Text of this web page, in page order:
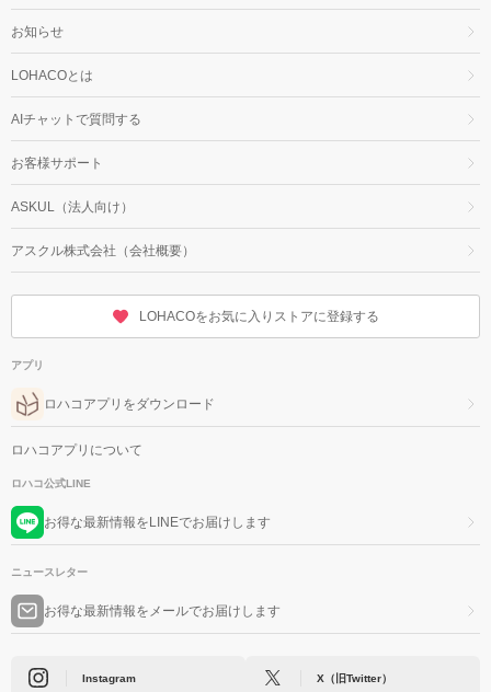
お知らせ
LOHACOとは
AIチャットで質問する
お客様サポート
ASKUL（法人向け）
アスクル株式会社（会社概要）
LOHACOをお気に入りストアに登録する
アプリ
ロハコアプリをダウンロード
ロハコアプリについて
ロハコ公式LINE
お得な最新情報をLINEでお届けします
ニュースレター
お得な最新情報をメールでお届けします
Instagram X（旧Twitter）